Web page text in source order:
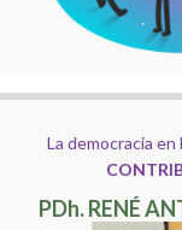
La democracia en
PDh. RENÉ